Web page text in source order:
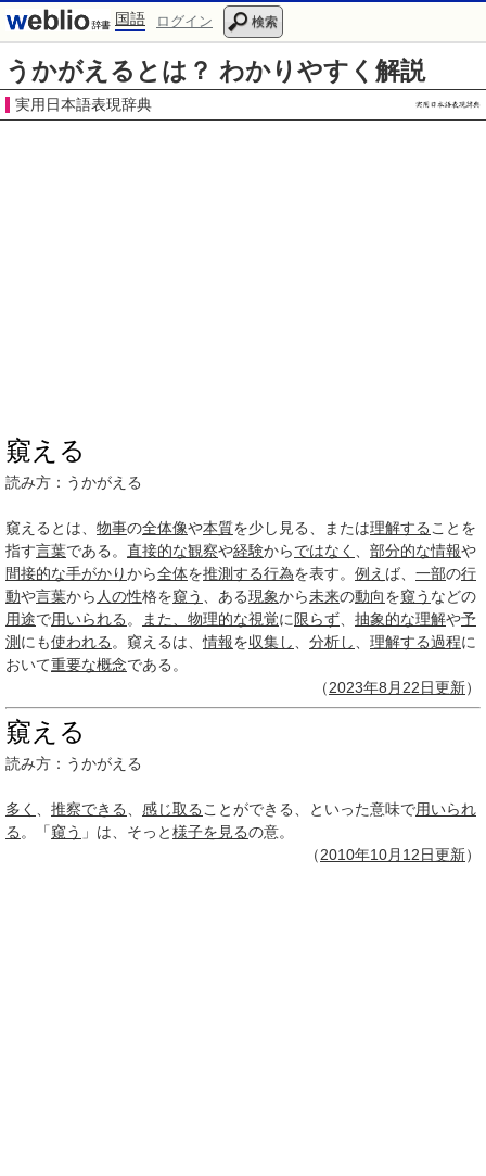
国語 ログイン 検索
うかがえるとは？ わかりやすく解説
実用日本語表現辞典
窺える
読み方： うかがえる
窺えるとは、 物事の全体像や本質を少し見る、または理解する ことを
指す言葉である。 直接的な観察や経験からではなく 部分的な情報や
間接的な手がかりから全体を推測する行為を表す。 例え ば、 一部の行
動や言葉から 人の性格を窺う 、ある現象から未来の動向を窺う などの
用途で用いられる 。 また、 物理的な視覚に 限らず 抽象的な理解や予
測 にも使われる 。窺えるは、情報を収集し 分析し 理解する過程に
おいて重要な概念である。
（2023年8月22日更新）
窺える
読み方： うかがえる
多く 推察できる 感じ取る ことができる、といった意味で用いられ
る 。「窺う 」は、そっと様子を見るの意。
（2010年10月 12日更新）